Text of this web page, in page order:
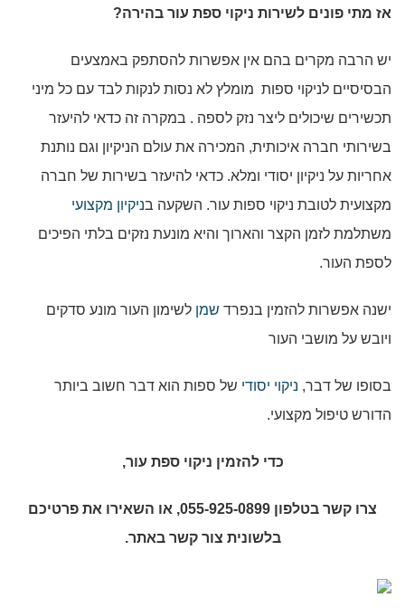
אז מתי פונים לשירות ניקוי ספת עור בהירה?
יש הרבה מקרים בהם אין אפשרות להסתפק באמצעים
הבסיסיים לניקוי ספות מומלץ לא נסות לנקות לבד עם כל מיני
תכשירים שיכולים ליצר נזק לספה . במקרה זה כדאי להיעזר
בשירותי חברה איכותית, המכירה את עולם הניקיון וגם נותנת
אחריות על ניקיון יסודי ומלא. כדאי להיעזר בשירות של חברה
מקצועית לטובת ניקוי ספות עור. השקעה בניקיון מקצועי
משתלמת לזמן הקצר והארוך והיא מונעת נזקים בלתי הפיכים
לספת העור.
ישנה אפשרות להזמין בנפרד שמן לשימון העור מונע סדקים
ויובש על מושבי העור
בסופו של דבר, ניקוי יסודי של ספות הוא דבר חשוב ביותר
הדורש טיפול מקצועי.
כדי להזמין ניקוי ספת עור,
צרו קשר בטלפון 055-925-0899, או השאירו את פרטיכם
בלשונית צור קשר באתר.